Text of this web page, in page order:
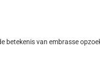
betekenis van embrasse